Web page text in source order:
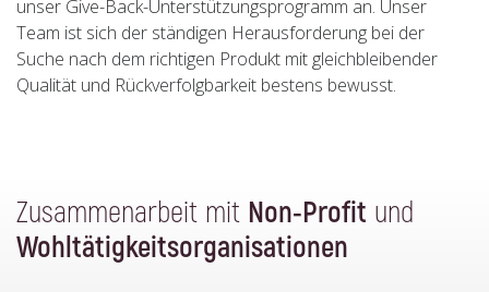
unser Give-Back-Unterstützungsprogramm an. Unser
Team ist sich der ständigen Herausforderung bei der
Suche nach dem richtigen Produkt mit gleichbleibender
Qualität und Rückverfolgbarkeit bestens bewusst.
Zusammenarbeit mit Non-Profit und
Wohltätigkeitsorganisationen